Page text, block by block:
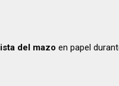
del mazo en papel